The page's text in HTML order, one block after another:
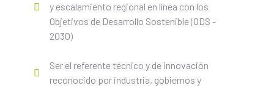
y escalamiento regional en línea con los
Objetivos de Desarrollo Sostenible (ODS -
2030)
Ser el referente técnico y de innovación
reconocido por industria, gobiernos y